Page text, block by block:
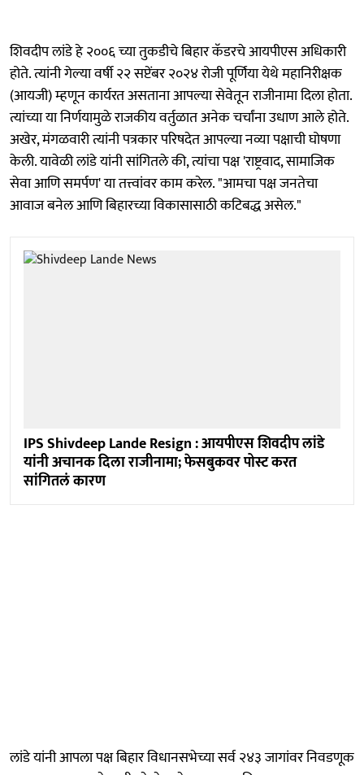
शिवदीप लांडे हे २००६ च्या तुकडीचे बिहार कॅडरचे आयपीएस अधिकारी
होते. त्यांनी गेल्या वर्षी २२ सप्टेंबर २०२४ रोजी पूर्णिया येथे महानिरीक्षक
(आयजी) म्हणून कार्यरत असताना आपल्या सेवेतून राजीनामा दिला होता.
त्यांच्या या निर्णयामुळे राजकीय वर्तुळात अनेक चर्चांना उधाण आले होते.
अखेर, मंगळवारी त्यांनी पत्रकार परिषदेत आपल्या नव्या पक्षाची घोषणा
केली. यावेळी लांडे यांनी सांगितले की, त्यांचा पक्ष 'राष्ट्रवाद, सामाजिक
सेवा आणि समर्पण' या तत्त्वांवर काम करेल. "आमचा पक्ष जनतेचा
आवाज बनेल आणि बिहारच्या विकासासाठी कटिबद्ध असेल."
IPS Shivdeep Lande Resign : आयपीएस शिवदीप लांडे
यांनी अचानक दिला राजीनामा; फेसबुकवर पोस्ट करत
सांगितलं कारण
लांडे यांनी आपला पक्ष बिहार विधानसभेच्या सर्व २४३ जागांवर निवडणूक